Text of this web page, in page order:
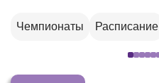
Чемпионаты Расписание